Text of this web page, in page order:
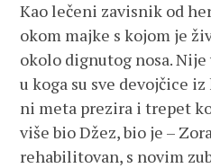
Kao lečeni zavisnik od
okom majke s kojom je
okolo dignutog nosa.
u koga su sve devojčice
ni meta prezira i trepet
više bio Džez, bio je –
rehabilitovan, s novim